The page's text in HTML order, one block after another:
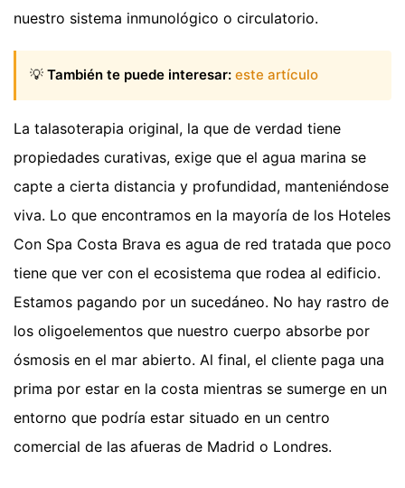
nuestro sistema inmunológico o circulatorio.
💡 También te puede interesar: este artículo
La talasoterapia original, la que de verdad tiene
propiedades curativas, exige que el agua marina se
capte a cierta distancia y profundidad, manteniéndose
viva. Lo que encontramos en la mayoría de los Hoteles
Con Spa Costa Brava es agua de red tratada que poco
tiene que ver con el ecosistema que rodea al edificio.
Estamos pagando por un sucedáneo. No hay rastro de
los oligoelementos que nuestro cuerpo absorbe por
ósmosis en el mar abierto. Al final, el cliente paga una
prima por estar en la costa mientras se sumerge en un
entorno que podría estar situado en un centro
comercial de las afueras de Madrid o Londres.